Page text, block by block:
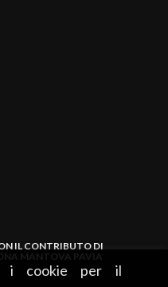
i cookie per il
IL CONTRIBUTO DI
MANTOVA PAVIA